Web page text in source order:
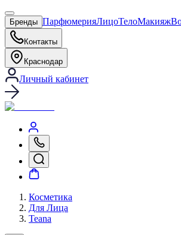
Бренды ПарфюмерияЛицоТелоМакияж
Контакты
Краснодар
Личный кабинет
Косметика
Для Лица
Teana